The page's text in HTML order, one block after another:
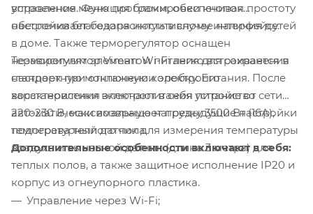
встроенное меню программ, обеспечивая простоту
настройки благодаря интуитивному интерфейсу.
управления. Функция блокировки кнопок
обеспечивает безопасность в случае наличия детей
в доме. Также терморегулятор оснащен
независимым элементом питания для сохранения
настроек при отключении электропитания. После
восстановления электропитания устройство
автоматически возвращает предыдущие настройки
подогрева теплого пола.
Терморегулятор Vimarr Wi-Fi легко встраивается в
стандартную монтажную коробку. Его
характеристики включают в себя питание от сети
220-230 В, максимальную нагрузку 3500 Вт (16А),
температурный датчик для измерения температуры
воздуха и выносной датчик (длина 3 метра) для
теплых полов, а также защитное исполнение IP20 и
корпус из огнеупорного пластика.
Дополнительные особенности включают в себя:
Управление через Wi-Fi;